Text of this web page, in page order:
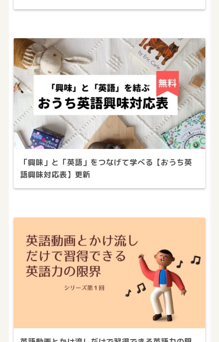
「興味」と「英語」をつなげて学べる【おうち英
語興味対応表】更新